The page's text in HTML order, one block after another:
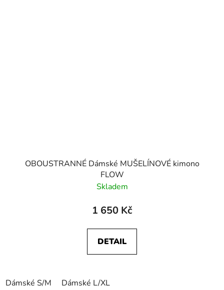
OBOUSTRANNÉ Dámské MUŠELÍNOVÉ kimono
FLOW
Skladem
1 650 Kč
DETAIL
Dámské S/M Dámské L/XL